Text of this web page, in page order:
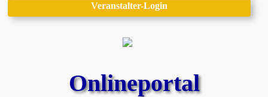
Veranstalter-Login
Onlineportal